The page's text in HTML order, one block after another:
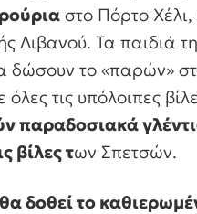
στο Πόρτο
Λιβανού. Τα παιδιά
το «παρών»
τις υπόλοιπες
παραδοσιακά
βίλες των Σπετσών.
δοθεί το